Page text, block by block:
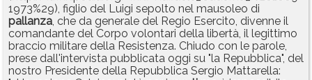
1973%29), figlio del Luigi sepolto nel mausoleo di
pallanza, che da generale del Regio Esercito, divenne il
comandante del Corpo volontari della libertà, il legittimo
braccio militare della Resistenza. Chiudo con le parole,
prese dall'intervista pubblicata oggi su "la Repubblica", del
nostro Presidente della Repubblica Sergio Mattarella: